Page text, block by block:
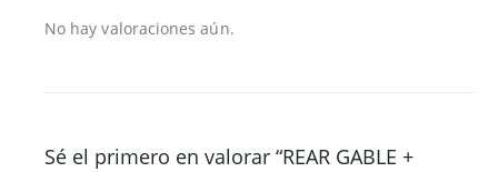
No hay valoraciones aún.
Sé el primero en valorar “REAR GABLE +